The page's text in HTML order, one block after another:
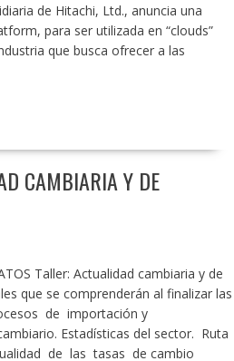
de Hitachi, Ltd., anuncia una
para ser utilizada en “clouds”
que busca ofrecer a las
CAMBIARIA Y DE
Taller: Actualidad cambiaria y de
que se comprenderán al finalizar las
de importación y
Estadísticas del sector. Ruta
de las tasas de cambio